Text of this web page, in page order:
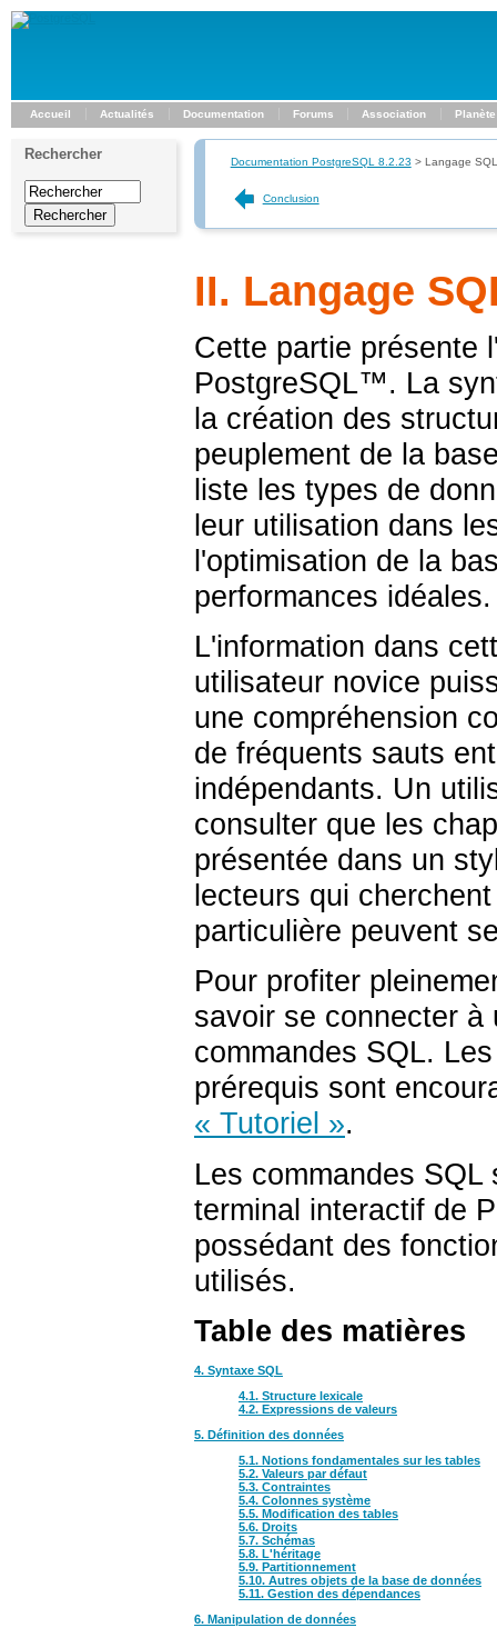
Accueil Actualités Documentation Forums Association Planète
Rechercher Documentation PostgreSQL 8.2.23 > Langage SQL
Conclusion
II. Langage
Cette partie présente
PostgreSQL™. La
la création des
peuplement de la
liste les types de
leur utilisation dans
l'optimisation de la
performances idéales.
L'information dans
utilisateur novice
une compréhension
de fréquents sauts
indépendants. Un
consulter que les
présentée dans un
lecteurs qui
particulière peuvent
Pour profiter
savoir se connecter
commandes SQL.
prérequis sont
« Tutoriel ».
Les commandes SQL
terminal interactif de
possédant des
utilisés.
Table des matières
4. Syntaxe SQL
4.1. Structure lexicale
4.2. Expressions de valeurs
5. Définition des données
5.1. Notions fondamentales sur les tables
5.2. Valeurs par défaut
5.3. Contraintes
5.4. Colonnes système
5.5. Modification des tables
5.6. Droits
5.7. Schémas
5.8. L'héritage
5.9. Partitionnement
5.10. Autres objets de la base de données
5.11. Gestion des dépendances
6. Manipulation de données